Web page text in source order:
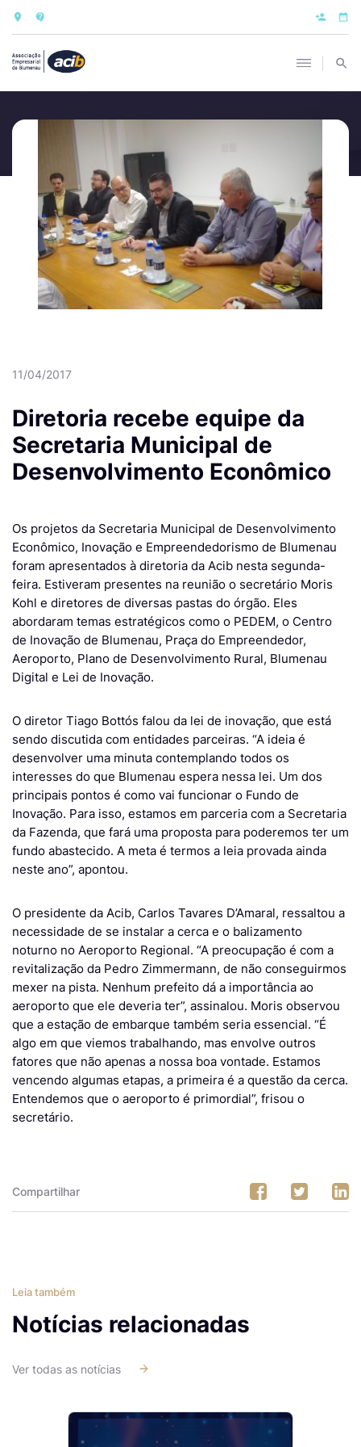
11/04/2017
Diretoria recebe equipe da
Secretaria Municipal de
Desenvolvimento Econômico
Os projetos da Secretaria Municipal de Desenvolvimento
Econômico, Inovação e Empreendedorismo de Blumenau
foram apresentados à diretoria da Acib nesta segunda-
feira. Estiveram presentes na reunião o secretário Moris
Kohl e diretores de diversas pastas do órgão. Eles
abordaram temas estratégicos como o PEDEM, o Centro
de Inovação de Blumenau, Praça do Empreendedor,
Aeroporto, Plano de Desenvolvimento Rural, Blumenau
Digital e Lei de Inovação.
O diretor Tiago Bottós falou da lei de inovação, que está
sendo discutida com entidades parceiras. “A ideia é
desenvolver uma minuta contemplando todos os
interesses do que Blumenau espera nessa lei. Um dos
principais pontos é como vai funcionar o Fundo de
Inovação. Para isso, estamos em parceria com a Secretaria
da Fazenda, que fará uma proposta para poderemos ter um
fundo abastecido. A meta é termos a leia provada ainda
neste ano”, apontou.
O presidente da Acib, Carlos Tavares D’Amaral, ressaltou a
necessidade de se instalar a cerca e o balizamento
noturno no Aeroporto Regional. “A preocupação é com a
revitalização da Pedro Zimmermann, de não conseguirmos
mexer na pista. Nenhum prefeito dá a importância ao
aeroporto que ele deveria ter”, assinalou. Moris observou
que a estação de embarque também seria essencial. “É
algo em que viemos trabalhando, mas envolve outros
fatores que não apenas a nossa boa vontade. Estamos
vencendo algumas etapas, a primeira é a questão da cerca.
Entendemos que o aeroporto é primordial”, frisou o
secretário.
Compartilhar
Leia também
Notícias relacionadas
Ver todas as notícias